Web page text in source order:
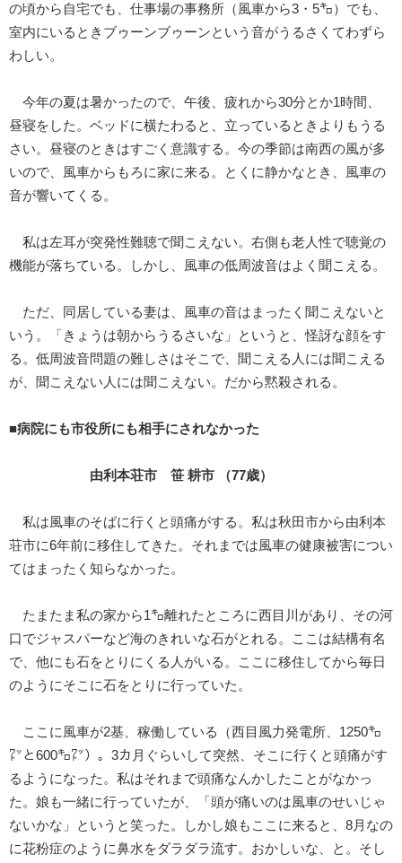
の頃から自宅でも、仕事場の事務所（風車から3・5㌔）でも、
室内にいるときブゥーンブゥーンという音がうるさくてわずら
わしい。
今年の夏は暑かったので、午後、疲れから30分とか1時間、
昼寝をした。ベッドに横たわると、立っているときよりもうる
さい。昼寝のときはすごく意識する。今の季節は南西の風が多
いので、風車からもろに家に来る。とくに静かなとき、風車の
音が響いてくる。
私は左耳が突発性難聴で聞こえない。右側も老人性で聴覚の
機能が落ちている。しかし、風車の低周波音はよく聞こえる。
ただ、同居している妻は、風車の音はまったく聞こえないと
いう。「きょうは朝からうるさいな」というと、怪訝な顔をす
る。低周波音問題の難しさはそこで、聞こえる人には聞こえる
が、聞こえない人には聞こえない。だから黙殺される。
■病院にも市役所にも相手にされなかった
由利本荘市 笹 耕市 （77歳）
私は風車のそばに行くと頭痛がする。私は秋田市から由利本
荘市に6年前に移住してきた。それまでは風車の健康被害につい
てはまったく知らなかった。
たまたま私の家から1㌔離れたところに西目川があり、その河
口でジャスパーなど海のきれいな石がとれる。ここは結構有名
で、他にも石をとりにくる人がいる。ここに移住してから毎日
のようにそこに石をとりに行っていた。
ここに風車が2基、稼働している（西目風力発電所、1250㌔
㍗と600㌔㍗）。3カ月ぐらいして突然、そこに行くと頭痛がす
るようになった。私はそれまで頭痛なんかしたことがなかっ
た。娘も一緒に行っていたが、「頭が痛いのは風車のせいじゃ
ないかな」というと笑った。しかし娘もここに来ると、8月なの
に花粉症のように鼻水をダラダラ流す。おかしいな、と。そし